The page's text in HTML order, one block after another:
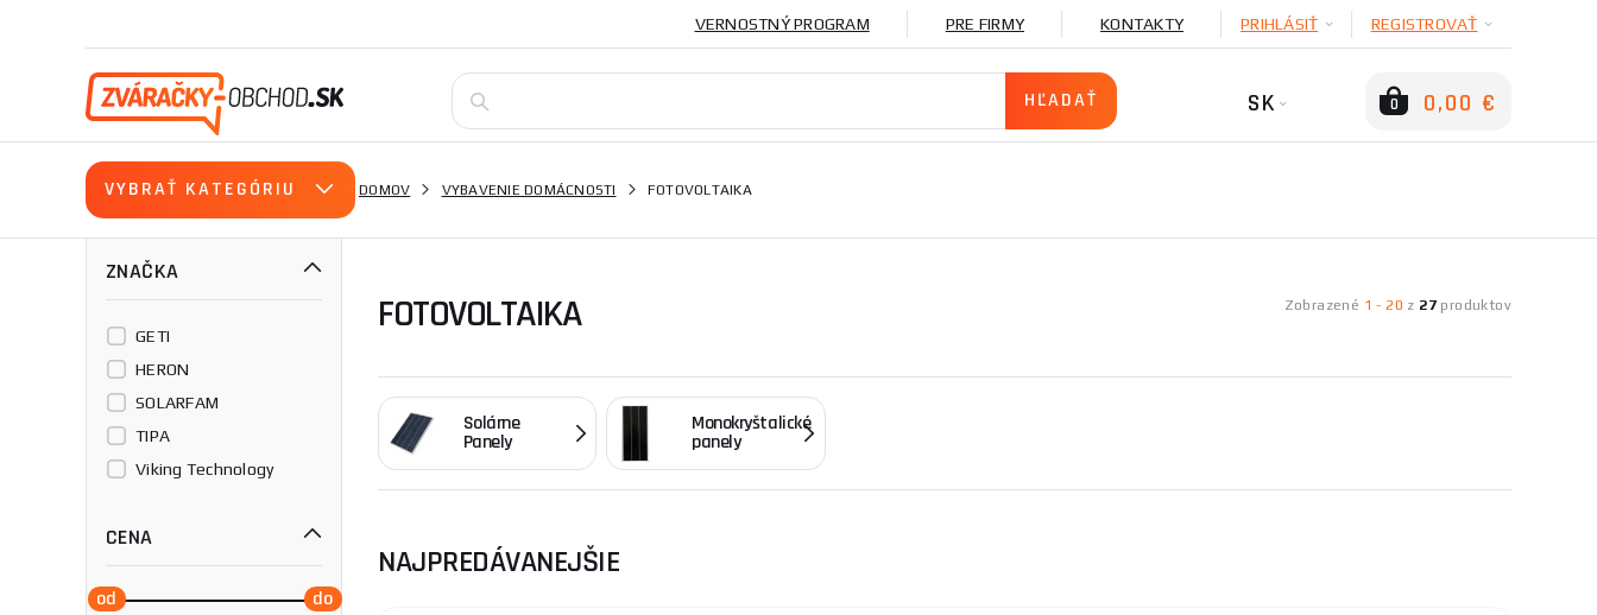
VERNOSTNÝ PROGRAM PRE FIRMY KONTAKTY PRIHLÁSIŤ REGISTROVAŤ
SK 0 0,00 €
VYBRAŤ KATEGÓRIU DOMOV VYBAVENIE DOMÁCNOSTI FOTOVOLTAIKA
ZNAČKA
GETI
HERON
SOLARFAM
TIPA
Viking Technology
CENA
Zobrazené 1 -20 z 27 produktov
FOTOVOLTAIKA
Solárne
Panely
Monokryštalické
panely
NAJPREDÁVANEJŠIE